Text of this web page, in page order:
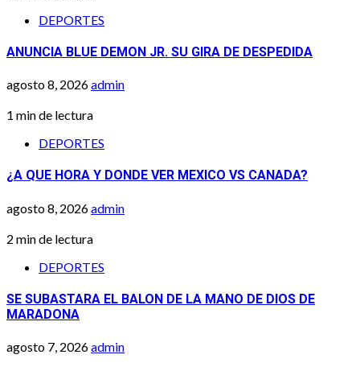
DEPORTES
ANUNCIA BLUE DEMON JR. SU GIRA DE DESPEDIDA
agosto 8, 2026admin
1 min de lectura
DEPORTES
¿A QUE HORA Y DONDE VER MEXICO VS CANADA?
agosto 8, 2026admin
2 min de lectura
DEPORTES
SE SUBASTARA EL BALON DE LA MANO DE DIOS DE
MARADONA
agosto 7, 2026admin